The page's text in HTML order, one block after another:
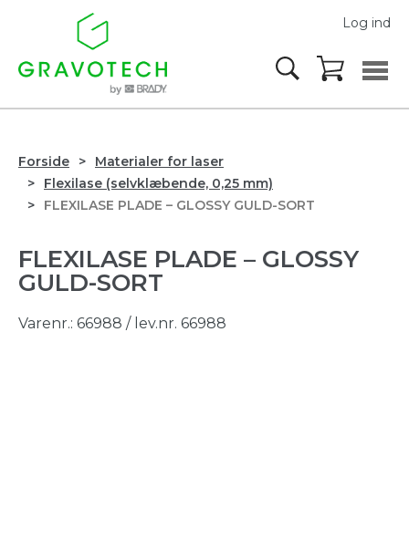
Log ind
Forside
Materialer for laser
Flexilase (selvklæbende, 0,25 mm)
FLEXILASE PLADE – GLOSSY GULD-SORT
FLEXILASE PLADE – GLOSSY
GULD-SORT
Varenr.: 66988 / lev.nr. 66988